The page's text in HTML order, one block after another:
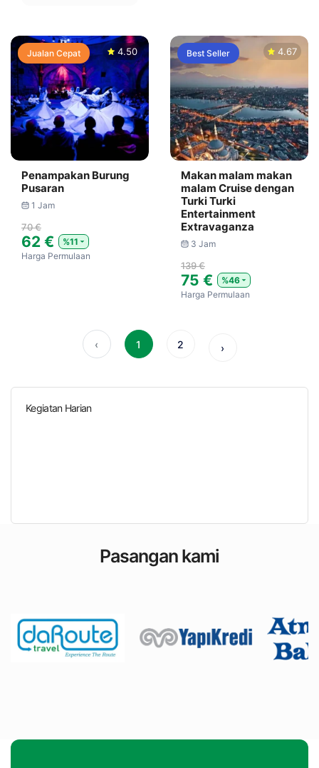
Jualan Cepat 4.50
Penampakan Burung
Pusaran
1 Jam
70 €
62 €
%11
Harga Permulaan
Best Seller 4.67
Makan malam makan
malam Cruise dengan
Turki Turki
Entertainment
Extravaganza
3 Jam
139 €
75 €
%46
Harga Permulaan
‹ 1 2 ›
Kegiatan Harian
Pasangan kami